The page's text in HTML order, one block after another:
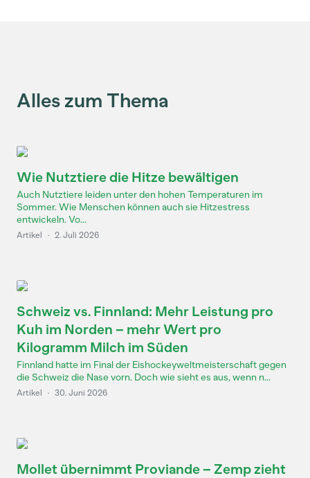
Alles zum Thema
Wie Nutztiere die Hitze bewältigen
Auch Nutztiere leiden unter den hohen Temperaturen im
Sommer. Wie Menschen können auch sie Hitzestress
entwickeln. Vo...
Artikel · 2. Juli 2026
Schweiz vs. Finnland: Mehr Leistung pro
Kuh im Norden – mehr Wert pro
Kilogramm Milch im Süden
Finnland hatte im Final der Eishockeyweltmeisterschaft gegen
die Schweiz die Nase vorn. Doch wie sieht es aus, wenn n...
Artikel · 30. Juni 2026
Mollet übernimmt Proviande – Zemp zieht